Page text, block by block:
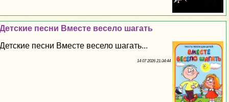
Детские песни Вместе весело шагать
Детские песни Вместе весело шагать...
14 07 2026 21:34:44